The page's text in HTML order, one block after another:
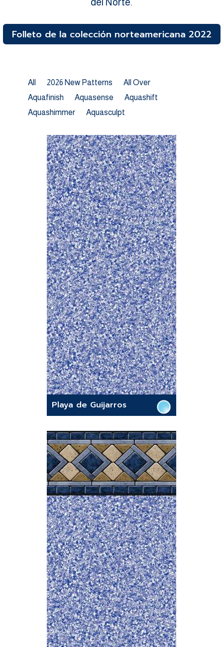
Folleto de la colección norteamericana 2022
All 2026 New Patterns
All Over
Aquafinish
Aquasense
Aquashift
Aquashimmer
Aquasculpt
Playa de Guijarros